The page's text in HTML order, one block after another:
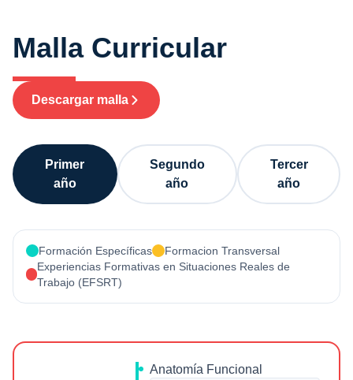
Malla Curricular
Descargar malla
Primer
año
Segundo
año
Tercer
año
Formación Específicas
Formacion Transversal
Experiencias Formativas en Situaciones Reales de
Trabajo (EFSRT)
Anatomía Funcional